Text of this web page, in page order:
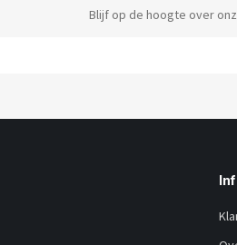
Blijf op de hoogte over